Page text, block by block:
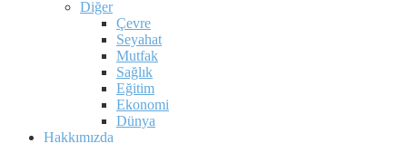
Diğer
Çevre
Seyahat
Mutfak
Sağlık
Eğitim
Ekonomi
Dünya
Hakkımızda